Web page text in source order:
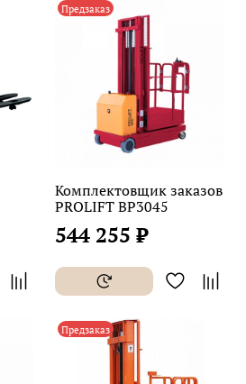
Предзаказ
Комплектовщик заказов
PROLIFT BP3045
544 255 ₽
Предзаказ